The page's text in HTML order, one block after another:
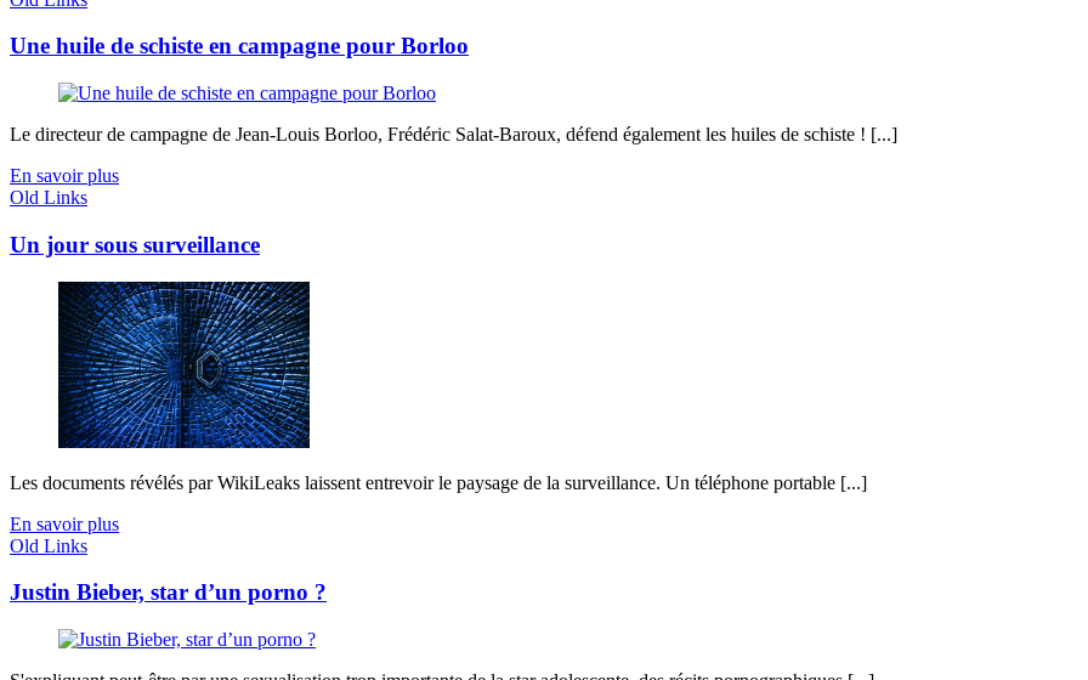
Une huile de schiste en campagne pour Borloo
Le directeur de campagne de Jean-Louis Borloo, Frédéric Salat-Baroux, défend également les huiles de schiste ! [...]
En savoir plus
Old Links
Un jour sous surveillance
Les documents révélés par WikiLeaks laissent entrevoir le paysage de la surveillance. Un téléphone portable [...]
En savoir plus
Old Links
Justin Bieber, star d’un porno ?